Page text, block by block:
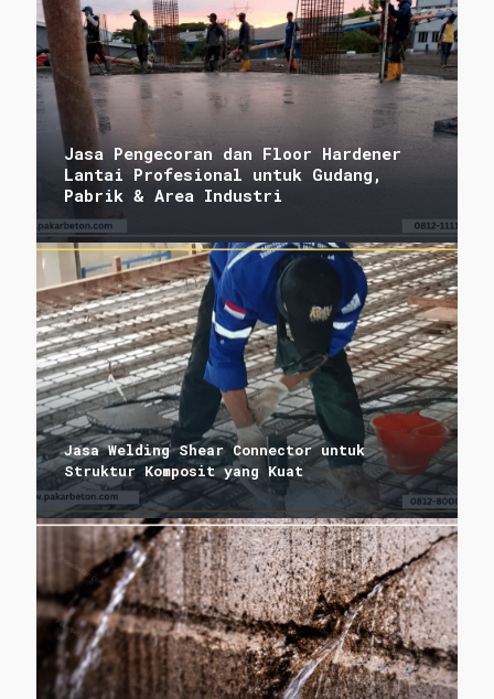
Jasa Pengecoran dan Floor Hardener
Lantai Profesional untuk Gudang,
Pabrik & Area Industri
Jasa Welding Shear Connector untuk
Struktur Komposit yang Kuat